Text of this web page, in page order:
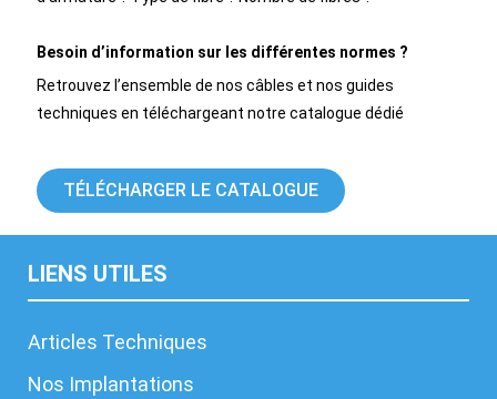
Besoin d’information sur les différentes normes ?
Retrouvez l’ensemble de nos câbles et nos guides
techniques en téléchargeant notre catalogue dédié
TÉLÉCHARGER LE CATALOGUE
LIENS UTILES
Articles Techniques
Nos Implantations